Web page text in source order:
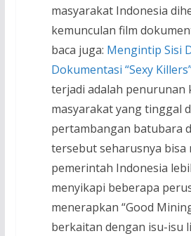
masyarakat Indonesia
kemunculan film
baca juga: Mengintip Sisi
Dokumentasi “Sexy
terjadi adalah penurunan
masyarakat yang tinggal
pertambangan batubara
tersebut seharusnya bisa
pemerintah Indonesia
menyikapi beberapa
menerapkan “Good
berkaitan dengan isu-isu